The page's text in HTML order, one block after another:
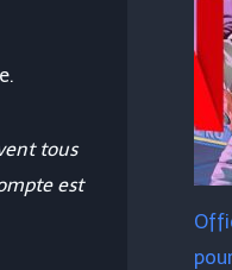
tous
est